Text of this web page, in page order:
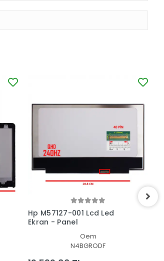
Hp M57127-001 Lcd Led
Ekran - Panel
Oem
N4BGRODF